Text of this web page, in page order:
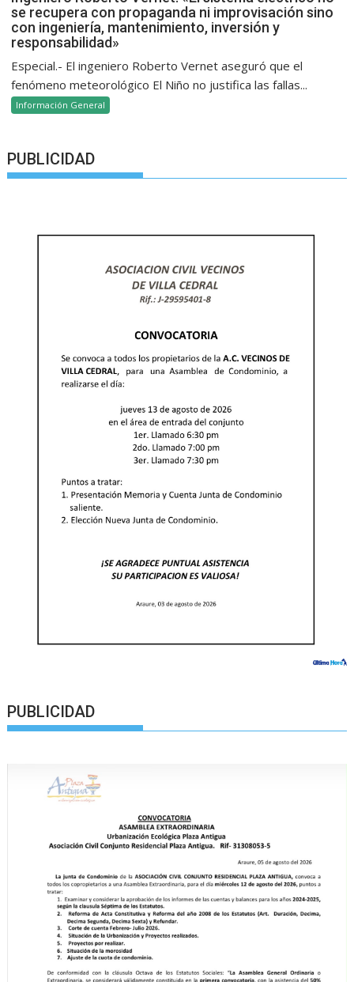
se recupera con propaganda ni improvisación sino
con ingeniería, mantenimiento, inversión y
responsabilidad»
Especial.- El ingeniero Roberto Vernet aseguró que el
fenómeno meteorológico El Niño no justifica las fallas...
Información General
PUBLICIDAD
PUBLICIDAD